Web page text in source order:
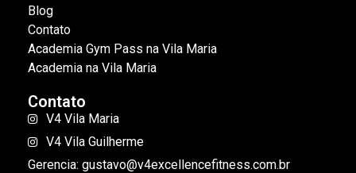
Blog
Contato
Academia Gym Pass na Vila Maria
Academia na Vila Maria
Contato
V4 Vila Maria
V4 Vila Guilherme
Gerencia: gustavo@v4excellencefitness.com.br